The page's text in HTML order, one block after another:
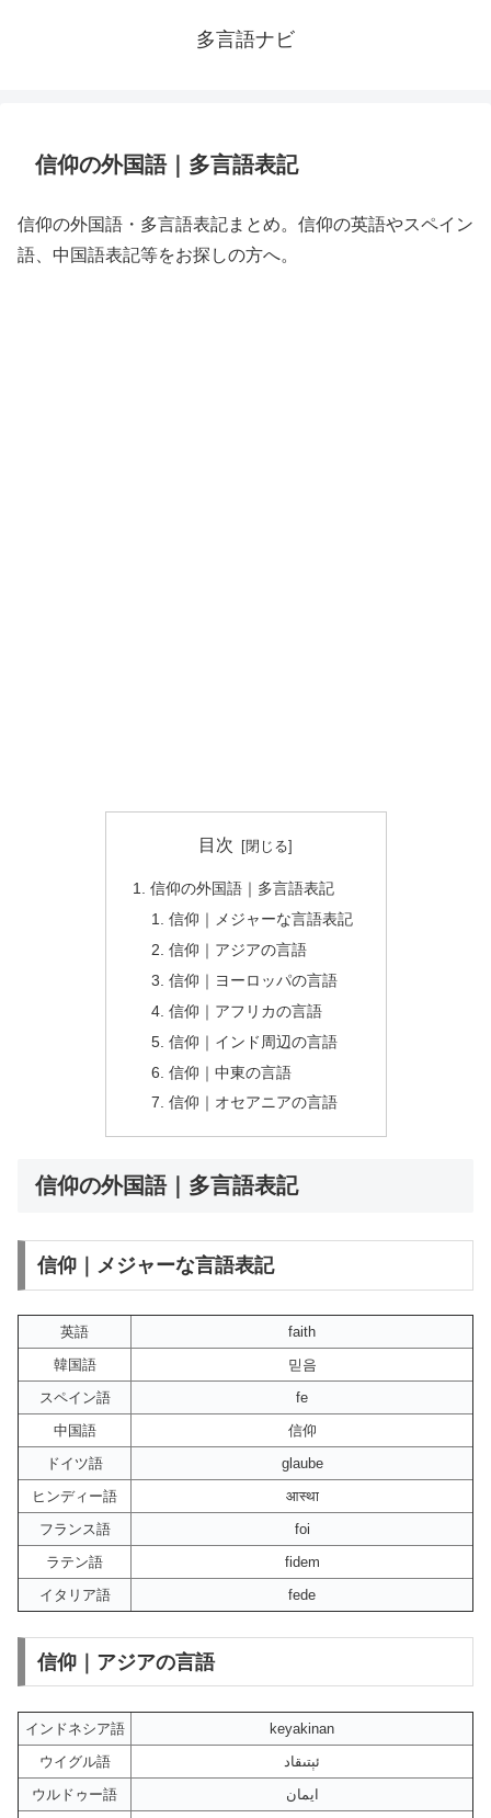
多言語ナビ
信仰の外国語｜多言語表記
信仰の外国語・多言語表記まとめ。信仰の英語やスペイン
語、中国語表記等をお探しの方へ。
目次
信仰の外国語｜多言語表記
信仰｜メジャーな言語表記
信仰｜アジアの言語
信仰｜ヨーロッパの言語
信仰｜アフリカの言語
信仰｜インド周辺の言語
信仰｜中東の言語
信仰｜オセアニアの言語
信仰の外国語｜多言語表記
信仰｜メジャーな言語表記
英語
faith
韓国語
믿음
スペイン語
fe
中国語
信仰
ドイツ語
glaube
ヒンディー語
आस्था
フランス語
foi
ラテン語
fidem
イタリア語
fede
信仰｜アジアの言語
インドネシア語
keyakinan
ウイグル語
ئېتىقاد
ウルドゥー語
ایمان